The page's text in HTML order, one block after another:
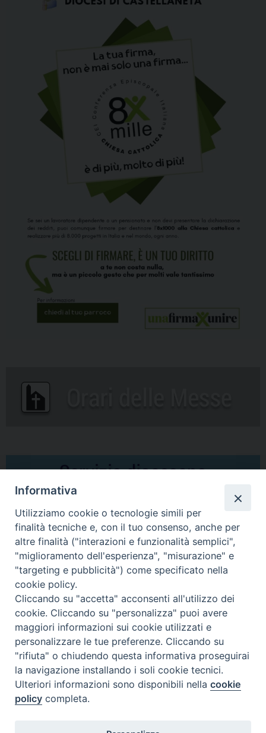
Comunicati Stampa
Il cordoglio dei Vescovi di Puglia per la morte di S.E.R. Mons. Agostino
Superbo
Nasce la Consulta Diocesana delle Aggregazioni Laicali di Castellaneta
Archivio comunicati stampa
2026 © Diocesi di Castellaneta
Informativa
Utilizziamo cookie o tecnologie simili per
finalità tecniche e, con il tuo consenso, anche per
altre finalità ("interazioni e funzionalità semplici",
"miglioramento dell'esperienza", "misurazione" e
"targeting e pubblicità") come specificato nella
cookie policy.
Cliccando su "accetta" acconsenti all'utilizzo dei
cookie. Cliccando su "personalizza" puoi avere
maggiori informazioni sui cookie utilizzati e
personalizzare le tue preferenze. Cliccando su
"rifiuta" o chiudendo questa informativa proseguirai
la navigazione installando i soli cookie tecnici.
Ulteriori informazioni sono disponibili nellacookie
policy completa.